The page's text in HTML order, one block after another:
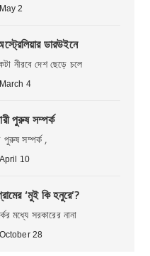
May 2
ডারউইনে
নীরবে দেশ ছেড়ে চলে
March 4
পুরুষ সম্পর্ক
পুরুষ সম্পর্ক ,
April 10
‘মুই কি হনুরে’?
মধ্যে সরকারের নানা
October 28